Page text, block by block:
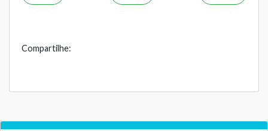
Compartilhe: